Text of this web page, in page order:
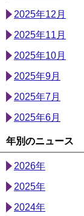
2025年12月
2025年11月
2025年10月
2025年9月
2025年7月
2025年6月
年別のニュース
2026年
2025年
2024年